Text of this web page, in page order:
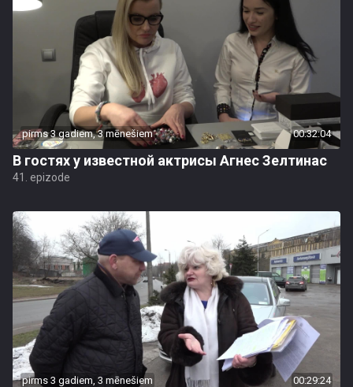
pirms 3 gadiem, 3 mēnešiem 00:32:04
B гостях у известной актрисы Агнес Зелтинас
41. epizode
pirms 3 gadiem, 3 mēnešiem 00:29:24